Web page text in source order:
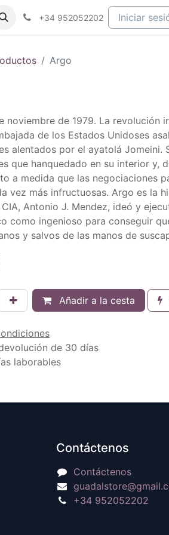
+34 952052202 Iniciar
Argo
noviembre de 1979. La revolución
de los Estados Unidoses
alentados por el ayatolá Jomeini.
que hanquedado en su interior y,
a medida que las negociaciones
vez más infructuosas. Argo es la
Antonio J. Mendez, ideó y
como ingenioso para conseguir
y salvos de las manos de
Añadir a la cesta
de 30 días
laborables
Contáctenos
Contáctenos
+34 952052202